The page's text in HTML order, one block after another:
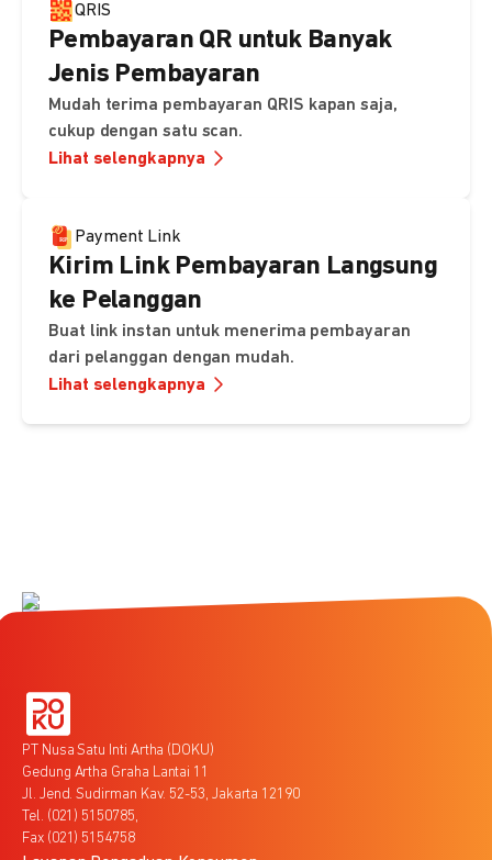
QRIS
Pembayaran QR untuk Banyak
Jenis Pembayaran
Mudah terima pembayaran QRIS kapan saja,
cukup dengan satu scan.
Lihat selengkapnya
Payment Link
Kirim Link Pembayaran Langsung
ke Pelanggan
Buat link instan untuk menerima pembayaran
dari pelanggan dengan mudah.
Lihat selengkapnya
PT Nusa Satu Inti Artha (DOKU)
Gedung Artha Graha Lantai 11
Jl. Jend. Sudirman Kav. 52-53, Jakarta 12190
Tel. (021) 5150785,
Fax (021) 5154758